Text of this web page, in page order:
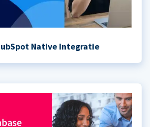
Native Integratie